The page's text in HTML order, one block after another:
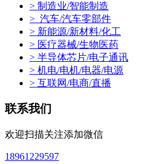
> 制造业/智能制造
> 汽车/汽车零部件
> 新能源/新材料/化工
> 医疗器械/生物医药
> 半导体芯片/电子通讯
> 机电/电机/电器/电源
> 互联网/电商/直播
联系我们
欢迎扫描关注添加微信
18961229597